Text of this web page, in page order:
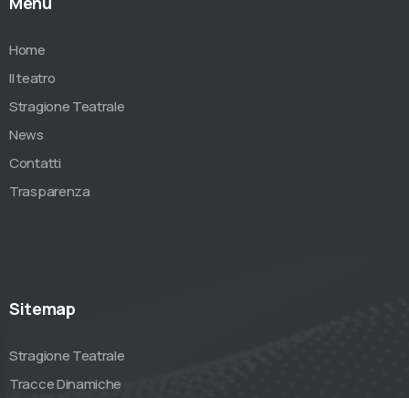
Home
Il teatro
Stragione Teatrale
News
Contatti
Trasparenza
Sitemap
Stragione Teatrale
Tracce Dinamiche